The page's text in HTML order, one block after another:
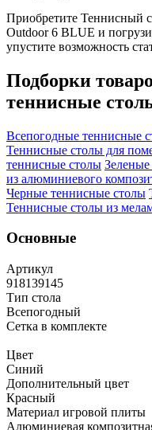
Приобретите Теннисный
Outdoor 6 BLUE и
упустите возможность
Подборки
теннисные
Всепогодные теннисные
Теннисные столы для
теннисные столы
из алюминиевого
Черные теннисные столы
Теннисные столы из
Основные
Артикул
918139145
Тип стола
Всепогодный
Сетка в комплекте
Цвет
Синий
Дополнительный цвет
Красный
Материал игровой плиты
Алюминиевая